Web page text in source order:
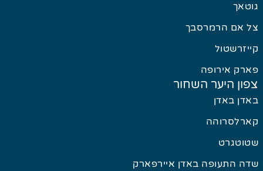
אם הרמרסבך
אירופה
היער השחור
באדן
התעופה באדן איירפארק